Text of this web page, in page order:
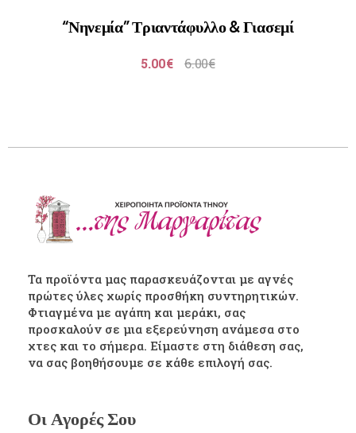
“Νηνεμία” Τριαντάφυλλο & Γιασεμί
5.00€ 6.00€
Τα προϊόντα μας παρασκευάζονται με αγνές
πρώτες ύλες χωρίς προσθήκη συντηρητικών.
Φτιαγμένα με αγάπη και μεράκι, σας
προσκαλούν σε μια εξερεύνηση ανάμεσα στο
χτες και το σήμερα. Είμαστε στη διάθεση σας,
να σας βοηθήσουμε σε κάθε επιλογή σας.
Οι Αγορές Σου